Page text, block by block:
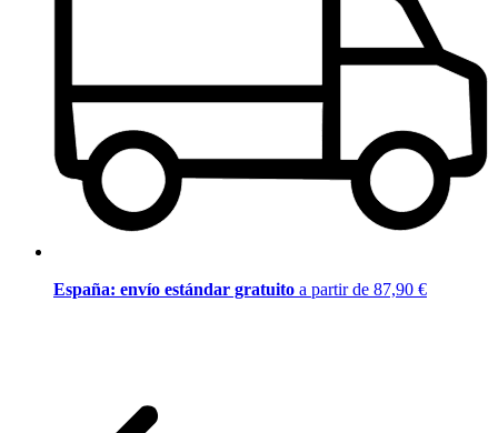
España: envío estándar gratuito a partir de 87,90 €